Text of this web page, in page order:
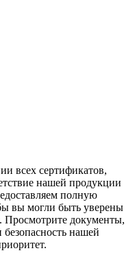
всех сертификатов,
нашей продукции
полную
вы могли быть уверены
Просмотрите документы,
нашей